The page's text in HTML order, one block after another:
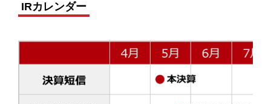
IRカレンダー